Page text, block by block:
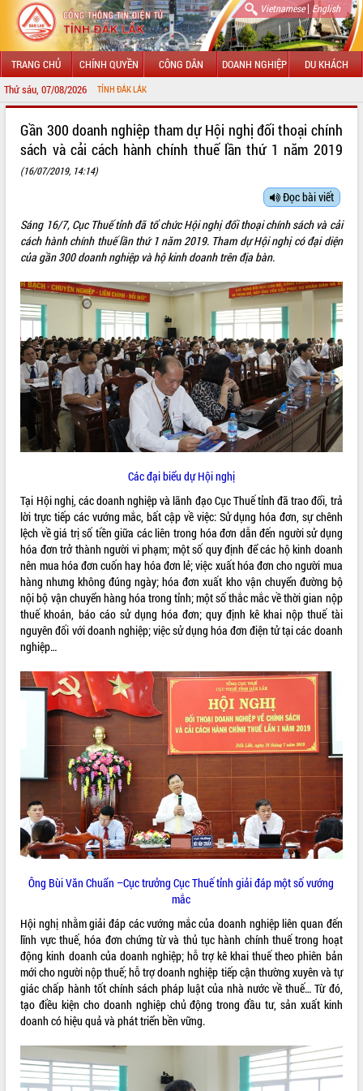
Vietnamese| English
TRANG CHỦ CHÍNH QUYỀN CÔNG DÂN DOANH NGHIỆP DU KHÁCH
Thứ sáu, 07/08/2026
TIN ĐIỆN TỬ TỈNH ĐẮK LẮK
LÃNH ĐẠO UBND TỈNH
SỞ, BAN, NGÀNH
UBND CÁC XÃ, PHƯỜNG
THÔNG TIN CHỈ ĐẠO ĐIỀU HÀNH
HỆ THỐNG VĂN BẢN
VĂN BẢN HĐND TỈNH
ĐIỂM TIN VĂN BẢN
QUY HOẠCH - KẾ HOẠCH
Loading the player...
Khám bệnh, cấp phát thuốc miễn phí
và tặng quà người dân xã Cư Pui
Hội nghị UBND tỉnh Đắk Lắk thường kỳ
tháng 7/2026
Lễ truy tặng danh hiệu “Bà Mẹ Việt
Nam Anh hùng” và trao Huân chương
UBND tỉnh Đắk Lắk triển khai nhiệm
vụ 6 tháng cuối năm 2026
Kỳ họp thứ Hai, Hội đồng nhân dân
tỉnh khóa XI quyết nghị nhiều nội dung
quan trọng
Bí thư Tỉnh ủy Lương Nguyễn Minh
cách mạng
Rà soát, hoàn thiện hệ thống thiết chế
ALBUM ẢNH
Gần 300 doanh nghiệp tham dự Hội nghị đối thoại chính
sách và cải cách hành chính thuế lần thứ 1 năm 2019
(16/07/2019, 14:14)
Đọc bài viết
Sáng 16/7, Cục Thuế tỉnh đã tổ chức Hội nghị đối thoại chính sách và cải
cách hành chính thuế lần thứ 1 năm 2019. Tham dự Hội nghị có đại diện
của gần 300 doanh nghiệp và hộ kinh doanh trên địa bàn.
Các đại biểu dự Hội nghị
Tại Hội nghị, các doanh nghiệp và lãnh đạo Cục Thuế tỉnh đã trao đổi, trả
lời trực tiếp các vướng mắc, bất cập về việc: Sử dụng hóa đơn, sự chênh
lệch về giá trị số tiền giữa các liên trong hóa đơn dẫn đến người sử dụng
hóa đơn trở thành người vi phạm; một số quy định để các hộ kinh doanh
nên mua hóa đơn cuốn hay hóa đơn lẻ; việc xuất hóa đơn cho người mua
hàng nhưng không đúng ngày; hóa đơn xuất kho vận chuyển đường bộ
nội bộ vận chuyển hàng hóa trong tỉnh; một số thắc mắc về thời gian nộp
thuế khoán, báo cáo sử dụng hóa đơn; quy định kê khai nộp thuế tài
nguyên đối với doanh nghiệp; việc sử dụng hóa đơn điện tử tại các doanh
nghiệp…
Ông Bùi Văn Chuẩn –Cục trưởng Cục Thuế tỉnh giải đáp một số vướng
mắc
Hội nghị nhằm giải đáp các vướng mắc của doanh nghiệp liên quan đến
lĩnh vực thuế, hóa đơn chứng từ và thủ tục hành chính thuế trong hoạt
động kinh doanh của doanh nghiệp; hỗ trợ kê khai thuế theo phiên bản
mới cho người nộp thuế; hỗ trợ doanh nghiệp tiếp cận thường xuyên và tự
giác chấp hành tốt chính sách pháp luật của nhà nước về thuế… Từ đó,
tạo điều kiện cho doanh nghiệp chủ động trong đầu tư, sản xuất kinh
doanh có hiệu quả và phát triển bền vững.